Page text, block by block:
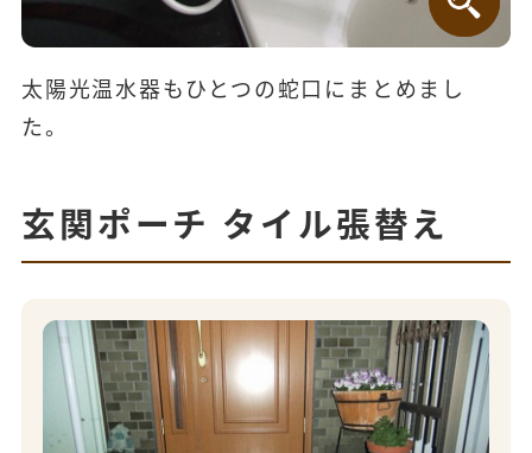
太陽光温水器もひとつの蛇口にまとめまし
た。
玄関ポーチ タイル張替え